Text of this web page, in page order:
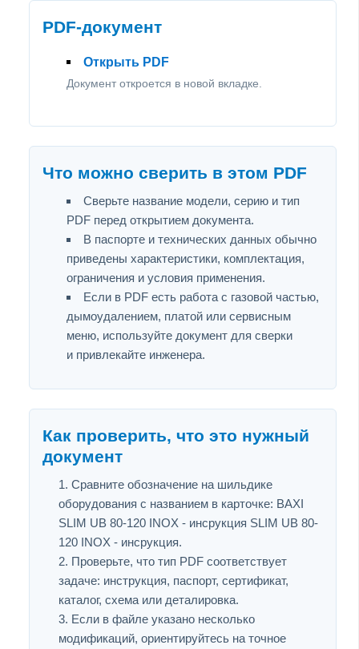
PDF-документ
Открыть PDF
Документ откроется в новой вкладке.
Что можно сверить в этом PDF
Сверьте название модели, серию и тип
PDF перед открытием документа.
В паспорте и технических данных обычно
приведены характеристики, комплектация,
ограничения и условия применения.
Если в PDF есть работа с газовой частью,
дымоудалением, платой или сервисным
меню, используйте документ для сверки
и привлекайте инженера.
Как проверить, что это нужный
документ
Сравните обозначение на шильдике
оборудования с названием в карточке: BAXI
SLIM UB 80-120 INOX - инсрукция SLIM UB 80-
120 INOX - инсрукция.
Проверьте, что тип PDF соответствует
задаче: инструкция, паспорт, сертификат,
каталог, схема или деталировка.
Если в файле указано несколько
модификаций, ориентируйтесь на точное